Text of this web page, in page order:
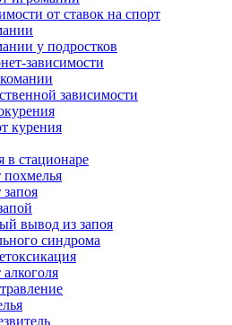
от ставок на спорт
у подростков
зависимости
зависимости
курения
в стационаре
похмелья
вывод из запоя
синдрома